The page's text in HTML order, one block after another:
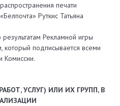
печати
Руткис Татьяна
Рекламной игры
подписывается всеми
Комиссии.
УСЛУГ) ИЛИ ИХ ГРУПП, В